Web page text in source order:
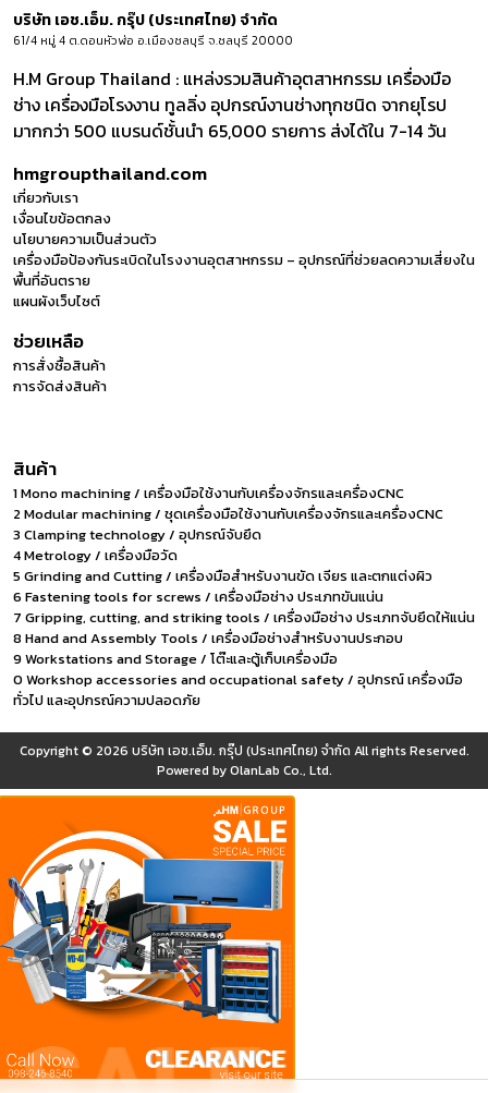
บริษัท เอช.เอ็ม. กรุ๊ป (ประเทศไทย) จำกัด
61/4 หมู่ 4 ต.ดอนหัวฬ่อ อ.เมืองชลบุรี จ.ชลบุรี 20000
H.M Group Thailand : แหล่งรวมสินค้าอุตสาหกรรม เครื่องมือ
ช่าง เครื่องมือโรงงาน ทูลลิ่ง อุปกรณ์งานช่างทุกชนิด จากยุโรป
มากกว่า 500 แบรนด์ชั้นนำ 65,000 รายการ ส่งได้ใน 7-14 วัน
hmgroupthailand.com
เกี่ยวกับเรา
เงื่อนไขข้อตกลง
นโยบายความเป็นส่วนตัว
เครื่องมือป้องกันระเบิดในโรงงานอุตสาหกรรม – อุปกรณ์ที่ช่วยลดความเสี่ยงใน
พื้นที่อันตราย
แผนผังเว็บไซต์
ช่วยเหลือ
การสั่งซื้อสินค้า
การจัดส่งสินค้า
สินค้า
1 Mono machining / เครื่องมือใช้งานกับเครื่องจักรและเครื่องCNC
2 Modular machining / ชุดเครื่องมือใช้งานกับเครื่องจักรและเครื่องCNC
3 Clamping technology / อุปกรณ์จับยึด
4 Metrology / เครื่องมือวัด
5 Grinding and Cutting / เครื่องมือสำหรับงานขัด เจียร และตกแต่งผิว
6 Fastening tools for screws / เครื่องมือช่าง ประเภทขันแน่น
7 Gripping, cutting, and striking tools / เครื่องมือช่าง ประเภทจับยึดให้แน่น
8 Hand and Assembly Tools / เครื่องมือช่างสำหรับงานประกอบ
9 Workstations and Storage / โต๊ะและตู้เก็บเครื่องมือ
0 Workshop accessories and occupational safety / อุปกรณ์ เครื่องมือ
ทั่วไป และอุปกรณ์ความปลอดภัย
Copyright © 2026 บริษัท เอช.เอ็ม. กรุ๊ป (ประเทศไทย) จำกัด All rights Reserved.
Powered byOlanLab Co., Ltd.